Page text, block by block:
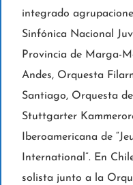
integrado
Sinfónica Nacional
Provincia de Marga-
Andes, Orquesta
Santiago, Orquesta
Stuttgarter
Iberoamericana de
International”. En
solista junto a la